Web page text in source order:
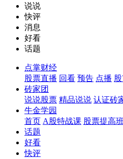
说说
快评
消息
好看
话题
点掌财经
股票直播 回看 预告 点播
砖家团
说说股票 精品说说 认证砖
牛金学园
首页 A股特战课 股票提高班
话题
好看
快评